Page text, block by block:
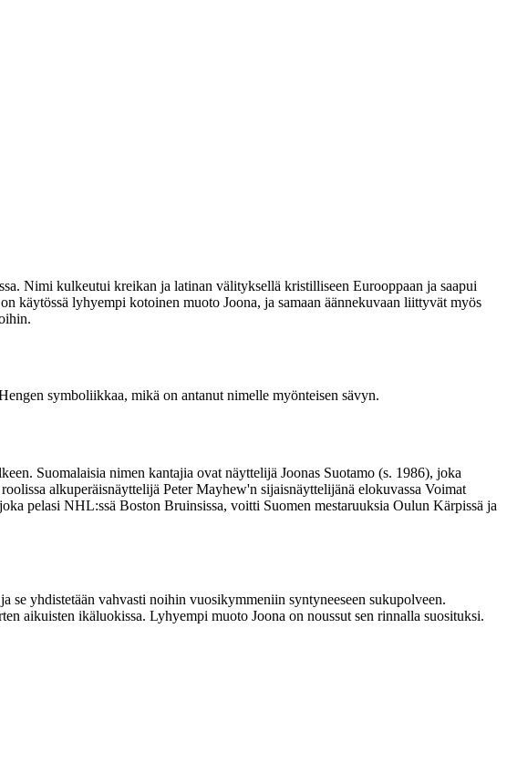
Nimi kulkeutui kreikan ja latinan välityksellä kristilliseen Eurooppaan ja saapui
käytössä lyhyempi kotoinen muoto Joona, ja samaan äännekuvaan liittyvät myös
symboliikkaa, mikä on antanut nimelle myönteisen sävyn.
Suomalaisia nimen kantajia ovat näyttelijä Joonas Suotamo (s. 1986), joka
alkuperäisnäyttelijä Peter Mayhew'n sijaisnäyttelijänä elokuvassa Voimat
pelasi NHL:ssä Boston Bruinsissa, voitti Suomen mestaruuksia Oulun Kärpissä ja
yhdistetään vahvasti noihin vuosikymmeniin syntyneeseen sukupolveen.
aikuisten ikäluokissa. Lyhyempi muoto Joona on noussut sen rinnalla suosituksi.